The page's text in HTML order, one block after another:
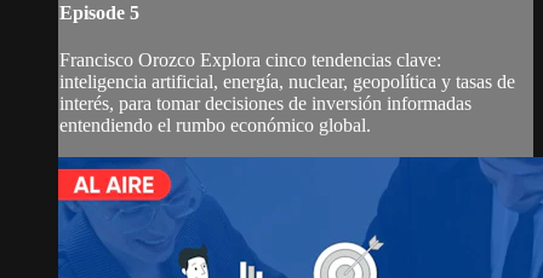
Episode 5
Francisco Orozco Explora cinco tendencias clave:
inteligencia artificial, energía, nuclear, geopolítica y tasas de
interés, para tomar decisiones de inversión informadas
entendiendo el rumbo económico global.